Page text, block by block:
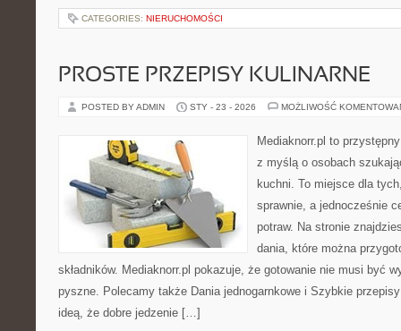
CATEGORIES: NIERUCHOMOŚCI
PROSTE PRZEPISY KULINARNE
POSTED BY ADMIN STY - 23 - 2026 MOŻLIWOŚĆ
Mediaknorr.pl to
z myślą o osobach
kuchni. To miejsce dla
sprawnie, a jednocześnie
potraw. Na stronie
dania, które można
składników. Mediaknorr.pl pokazuje, że gotowanie nie musi być
pyszne. Polecamy także Dania jednogarnkowe i Szybkie
ideą, że dobre jedzenie […]